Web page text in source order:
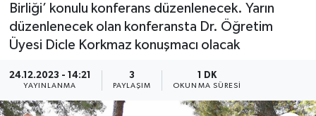
Birliği’ konulu konferans düzenlenecek. Yarın
düzenlenecek olan konferansta Dr. Öğretim
Üyesi Dicle Korkmaz konuşmacı olacak
24.12.2023 - 14:21
YAYINLANMA
3
PAYLAŞIM
1 DK
OKUNMA SÜRESI
SPOR
SAĞLIK
Son Dakika Haberleri